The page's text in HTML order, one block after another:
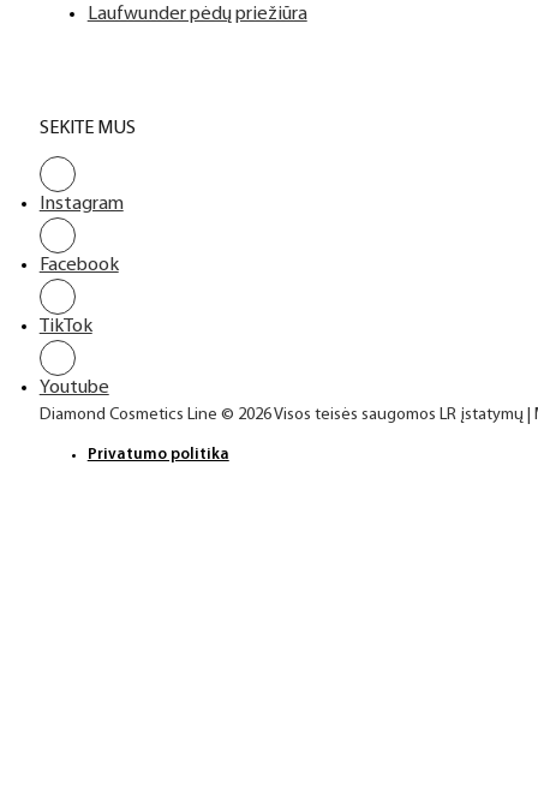
Laufwunder pėdų priežiūra
SEKITE MUS
Instagram
Facebook
TikTok
Youtube
Diamond Cosmetics Line © 2026 Visos teisės saugomos LR įstatymų
Privatumo politika